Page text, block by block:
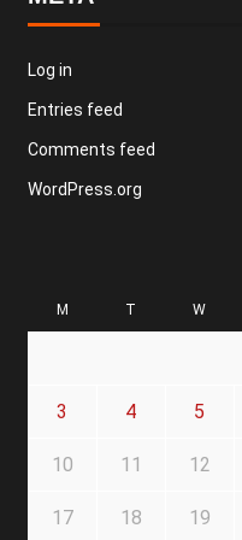
Log in
Entries feed
Comments feed
WordPress.org
M T W
3 4 5
10 11 12
17 18 19